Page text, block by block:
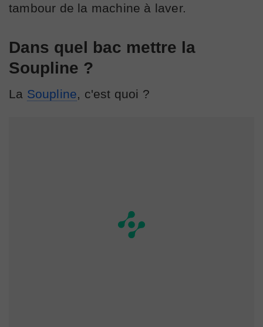
tambour de la machine à laver.
Dans quel bac mettre la
Soupline ?
La Soupline, c'est quoi ?